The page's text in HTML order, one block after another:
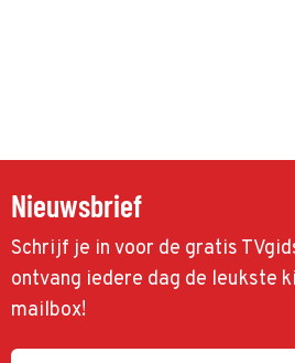
Nieuwsbrief
Schrijf je in voor de gratis
ontvang iedere dag de leukste
mailbox!